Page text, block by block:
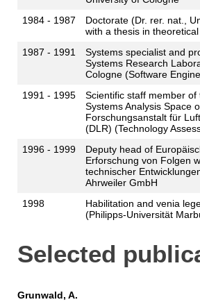
1984 - 1987
Doctorate (Dr. rer. nat.,
with a thesis in
1987 - 1991
Systems specialist and
Systems Research
Cologne (Software
1991 - 1995
Scientific staff member
Systems Analysis Space
Forschungsanstalt für
(DLR) (Technology
1996 - 1999
Deputy head of
Erforschung von Folgen
technischer
Ahrweiler GmbH
1998
Habilitation and venia
(Philipps-Universität
Selected
Grunwald, A.